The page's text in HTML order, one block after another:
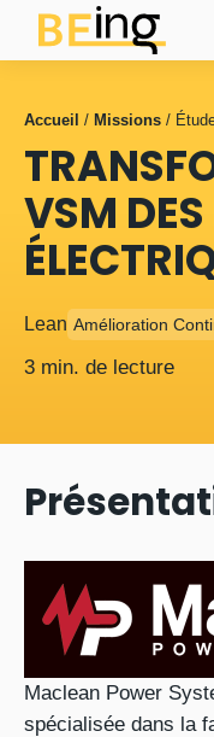
Accueil / Missions /
VSM
Lean Amélioration
3 min. de lecture
Maclean Power
spécialisée dans la